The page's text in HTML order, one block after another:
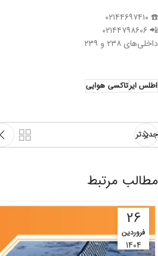
☎️ ۰۲۱۴۴۶۹۷۴۱۰
📲 ۰۲۱۴۴۷۹۸۶۰۶
داخلی‌های ۲۳۸ و ۲۳۹
اطلس ایرتاکسی هوایی
جدیدتر
مطالب مرتبط
26
فروردین
1404